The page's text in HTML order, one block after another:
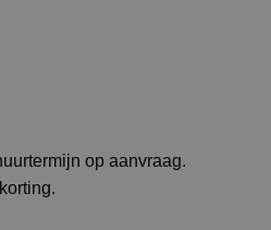
op aanvraag.